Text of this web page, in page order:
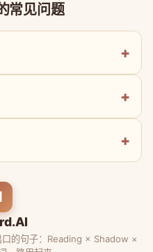
常见问题
的句子：Reading × Shadow ×